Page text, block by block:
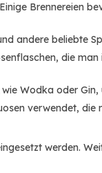
Brennereien
andere beliebte
die
Wodka oder Gin,
verwendet, die
werden.